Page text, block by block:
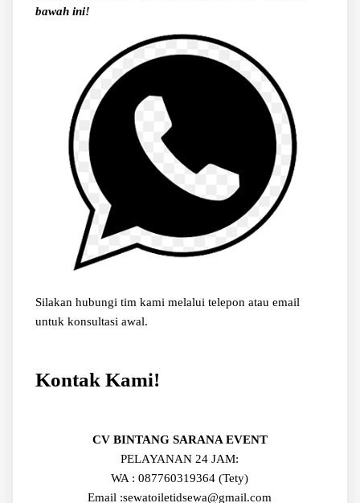
bawah ini!
Silakan hubungi tim kami melalui telepon atau email
untuk konsultasi awal.
Kontak Kami!
CV BINTANG SARANA EVENT
PELAYANAN 24 JAM:
WA : 087760319364 (Tety)
Email :sewatoiletidsewa@gmail.com